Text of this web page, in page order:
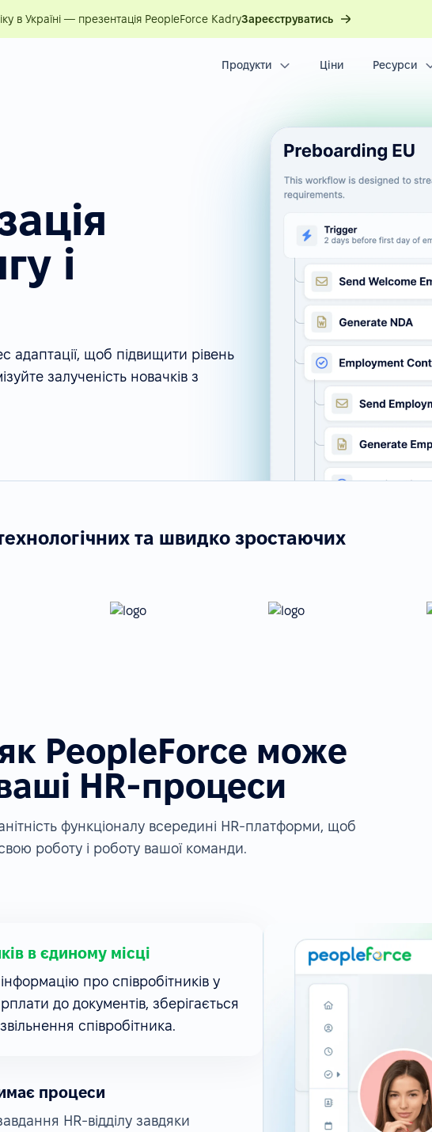
в Україні — презентація PeopleForce KadryЗареєструватись
Продукти Ціни Ресурси
і
адаптації, щоб підвищити рівень
залученість новачків з
та швидко зростаючих
PeopleForce може
HR-процеси
функціоналу всередині HR-платформи, щоб
роботу і роботу вашої команди.
в єдиному місці
про співробітників у
до документів, зберігається
співробітника.
процеси
HR-відділу завдяки